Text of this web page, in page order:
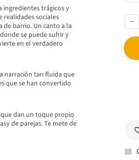
ingredientes trágicos y
realidades sociales
barrio. Un canto a la
se puede sufrir y
en el verdadero
narración tan fluida que
que se han convertido
que dan un toque propio
de parejas. Te mete de